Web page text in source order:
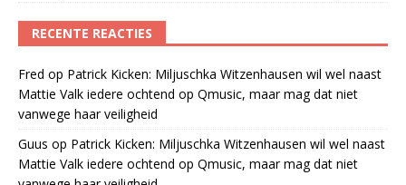
RECENTE REACTIES
Fred op Patrick Kicken: Miljuschka Witzenhausen wil wel naast
Mattie Valk iedere ochtend op Qmusic, maar mag dat niet
vanwege haar veiligheid
Guus op Patrick Kicken: Miljuschka Witzenhausen wil wel naast
Mattie Valk iedere ochtend op Qmusic, maar mag dat niet